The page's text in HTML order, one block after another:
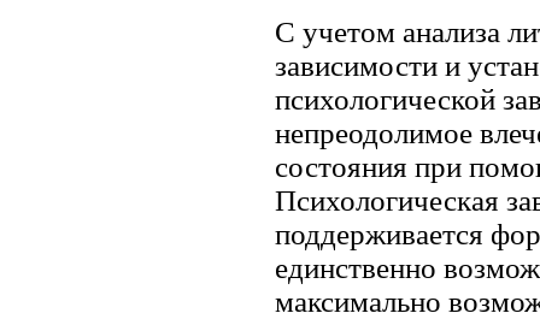
С учетом анализа
зависимости и
психологической
непреодолимое
состояния при
Психологическая
поддерживается
единственно
максимально